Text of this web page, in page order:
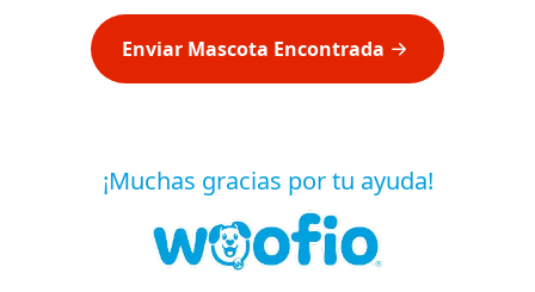
Enviar Mascota Encontrada
¡Muchas gracias por tu ayuda!